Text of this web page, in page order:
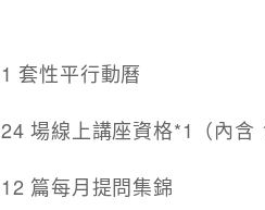
1 套性平行動曆
24 場線上講座資格*1（內含
12 篇每月提問集錦